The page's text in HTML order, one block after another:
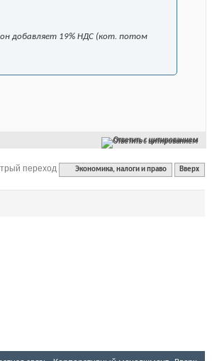
добавляет 19% НДС (кот. потом
Ответить с цитированием
переход Экономика, налоги и право Вверх